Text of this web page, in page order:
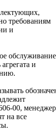
требованиям
и
обслуживание
и
00,
на все